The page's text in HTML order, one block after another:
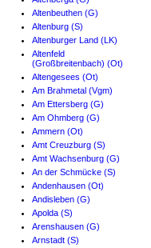
Altenbeuthen (G)
Altenburg (S)
Altenburger Land (LK)
Altenfeld
(Großbreitenbach) (Ot)
Altengesees (Ot)
Am Brahmetal (Vgm)
Am Ettersberg (G)
Am Ohmberg (G)
Ammern (Ot)
Amt Creuzburg (S)
Amt Wachsenburg (G)
An der Schmücke (S)
Andenhausen (Ot)
Andisleben (G)
Apolda (S)
Arenshausen (G)
Arnstadt (S)